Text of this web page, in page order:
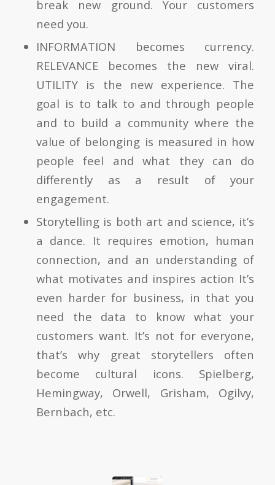
break new ground. Your customers
need you.
INFORMATION becomes currency.
RELEVANCE becomes the new viral.
UTILITY is the new experience. The
goal is to talk to and through people
and to build a community where the
value of belonging is measured in how
people feel and what they can do
differently as a result of your
engagement.
Storytelling is both art and science, it’s
a dance. It requires emotion, human
connection, and an understanding of
what motivates and inspires action It’s
even harder for business, in that you
need the data to know what your
customers want. It’s not for everyone,
that’s why great storytellers often
become cultural icons. Spielberg,
Hemingway, Orwell, Grisham, Ogilvy,
Bernbach, etc.